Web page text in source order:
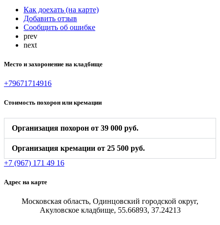
Как доехать (на карте)
Добавить отзыв
Сообщить об ошибке
prev
next
Место и захоронение на кладбище
+79671714916
Стоимость похорон или кремации
Организация похорон от 39 000 руб.
Организация кремации от 25 500 руб.
+7 (967) 171 49 16
Адрес на карте
Московская область, Одинцовский городской округ,
Акуловское кладбище, 55.66893, 37.24213